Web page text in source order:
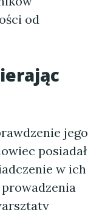
od
jego
posiadał
w ich